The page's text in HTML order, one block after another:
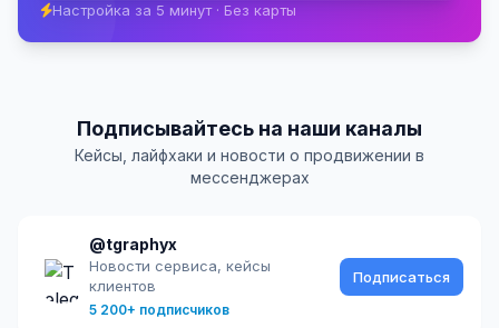
Настройка за 5 минут · Без карты
Подписывайтесь на наши каналы
Кейсы, лайфхаки и новости о продвижении в
мессенджерах
@tgraphyx
Новости сервиса, кейсы
клиентов
5 200+ подписчиков
Подписаться